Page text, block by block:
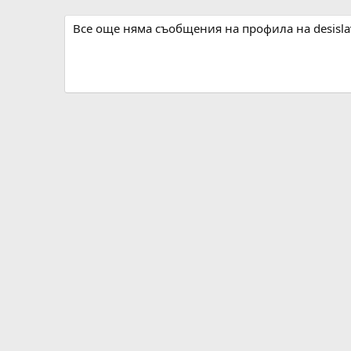
Все още няма съобщения на профила на